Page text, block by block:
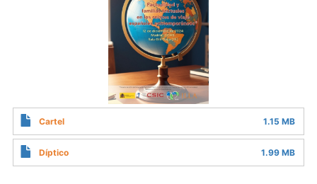
Cartel 1.15 MB
Díptico 1.99 MB